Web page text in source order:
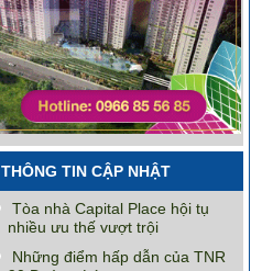
THÔNG TIN CẬP NHẬT
Tòa nhà Capital Place hội tụ
nhiều ưu thế vượt trội
Những điểm hấp dẫn của TNR